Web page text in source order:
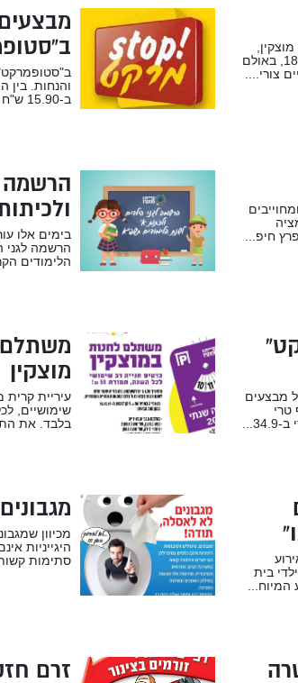
באירוע מרכזי שיתקיים ב-18.3.2020, באולם
צורי....
והנחות. בין
ב-15.90 ש"ח לק"ג, פרגיות עוף טרי ב-49....
חיפ...
הרשמה
בימים אלו
הרשמה לגני
הלימודים
מבצעים
טרי
משתלם
מוצקין
עיריית קרית
בלבד. את
בית
מכיוון
היגייניות
סתימות
זרם